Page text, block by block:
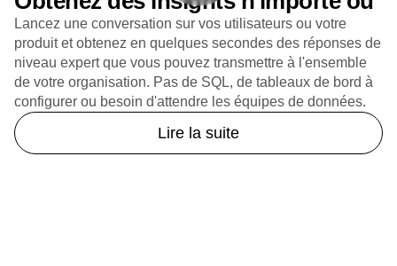
Lancez une conversation sur vos utilisateurs ou votre
produit et obtenez en quelques secondes des réponses de
niveau expert que vous pouvez transmettre à l'ensemble
de votre organisation. Pas de SQL, de tableaux de bord à
configurer ou besoin d'attendre les équipes de données.
Lire la suite